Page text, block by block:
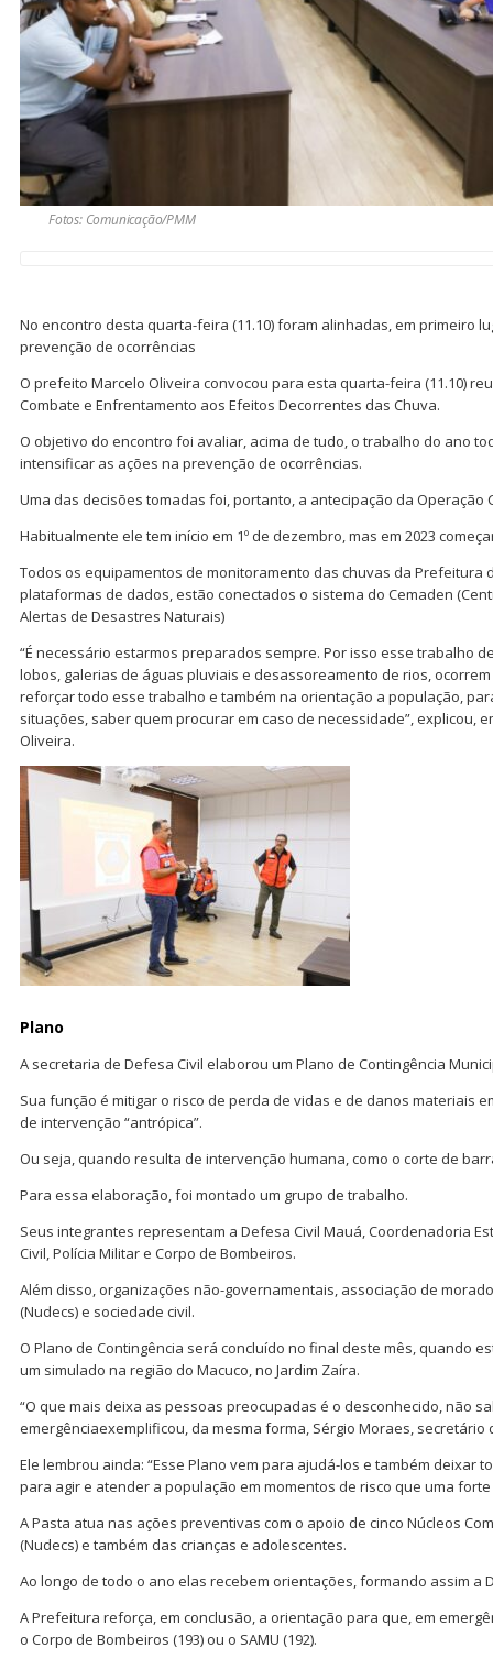
Fotos: Comunicação/PMM
No encontro desta quarta-feira (11.10) foram alinhadas, em primeiro
prevenção de ocorrências
O prefeito Marcelo Oliveira convocou para esta quarta-feira (11.10)
Combate e Enfrentamento aos Efeitos Decorrentes das Chuva.
O objetivo do encontro foi avaliar, acima de tudo, o trabalho do ano
intensificar as ações na prevenção de ocorrências.
Uma das decisões tomadas foi, portanto, a antecipação da Operação
Habitualmente ele tem início em 1º de dezembro, mas em 2023
Todos os equipamentos de monitoramento das chuvas da Prefeitura
plataformas de dados, estão conectados o sistema do Cemaden
Alertas de Desastres Naturais)
“É necessário estarmos preparados sempre. Por isso esse trabalho
lobos, galerias de águas pluviais e desassoreamento de rios,
reforçar todo esse trabalho e também na orientação a população,
situações, saber quem procurar em caso de necessidade”, explicou,
Oliveira.
Plano
A secretaria de Defesa Civil elaborou um Plano de Contingência
Sua função é mitigar o risco de perda de vidas e de danos materiais
de intervenção “antrópica”.
Ou seja, quando resulta de intervenção humana, como o corte de
Para essa elaboração, foi montado um grupo de trabalho.
Seus integrantes representam a Defesa Civil Mauá, Coordenadoria
Civil, Polícia Militar e Corpo de Bombeiros.
Além disso, organizações não-governamentais, associação de
(Nudecs) e sociedade civil.
O Plano de Contingência será concluído no final deste mês, quando
um simulado na região do Macuco, no Jardim Zaíra.
“O que mais deixa as pessoas preocupadas é o desconhecido, não
emergênciaexemplificou, da mesma forma, Sérgio Moraes, secretário
Ele lembrou ainda: “Esse Plano vem para ajudá-los e também deixar
para agir e atender a população em momentos de risco que uma
A Pasta atua nas ações preventivas com o apoio de cinco Núcleos
(Nudecs) e também das crianças e adolescentes.
Ao longo de todo o ano elas recebem orientações, formando assim a
A Prefeitura reforça, em conclusão, a orientação para que, em
o Corpo de Bombeiros (193) ou o SAMU (192).